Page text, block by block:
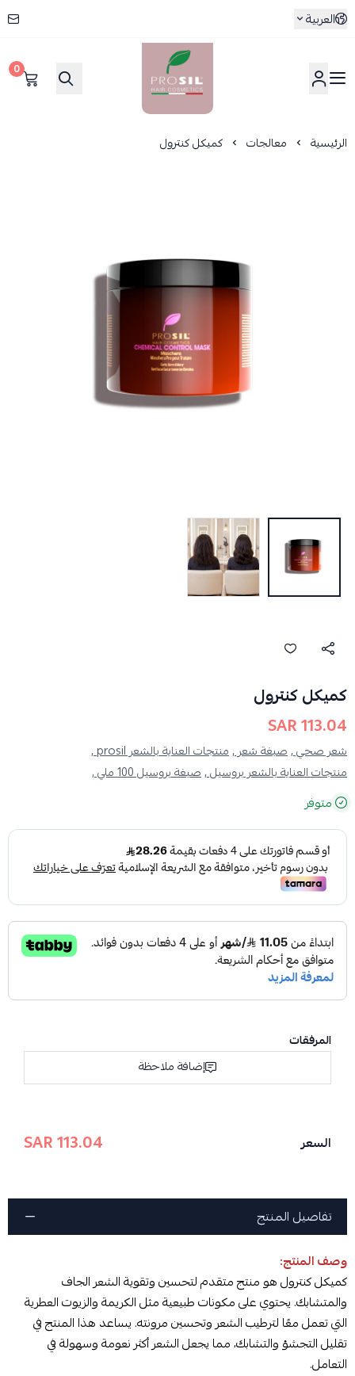
العربية
بروسيل
0
الرئيسية معالجات كميكل كنترول
كميكل كنترول
113.04 SAR
شعر صحي ,صبغة شعر ,منتجات العناية بالشعر prosil ,
منتجات العناية بالشعر بروسيل ,صبغة بروسيل 100 ملي ,
متوفر
المرفقات
إضافة ملاحظة
السعر 113.04 SAR
تفاصيل المنتج
وصف المنتج:
كميكل كنترول هو منتج متقدم لتحسين وتقوية الشعر الجاف
والمتشابك. يحتوي على مكونات طبيعية مثل الكريمة والزيوت العطرية
التي تعمل معًا لترطيب الشعر وتحسين مرونته. يساعد هذا المنتج في
تقليل التجشؤ والتشابك، مما يجعل الشعر أكثر نعومة وسهولة في
التعامل.